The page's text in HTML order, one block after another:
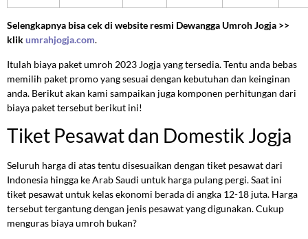
Selengkapnya bisa cek di website resmi Dewangga Umroh Jogja >>
klikumrahjogja.com.
Itulah biaya paket umroh 2023 Jogja yang tersedia. Tentu anda bebas
memilih paket promo yang sesuai dengan kebutuhan dan keinginan
anda. Berikut akan kami sampaikan juga komponen perhitungan dari
biaya paket tersebut berikut ini!
Tiket Pesawat dan Domestik Jogja
Seluruh harga di atas tentu disesuaikan dengan tiket pesawat dari
Indonesia hingga ke Arab Saudi untuk harga pulang pergi. Saat ini
tiket pesawat untuk kelas ekonomi berada di angka 12-18 juta. Harga
tersebut tergantung dengan jenis pesawat yang digunakan. Cukup
menguras biaya umroh bukan?